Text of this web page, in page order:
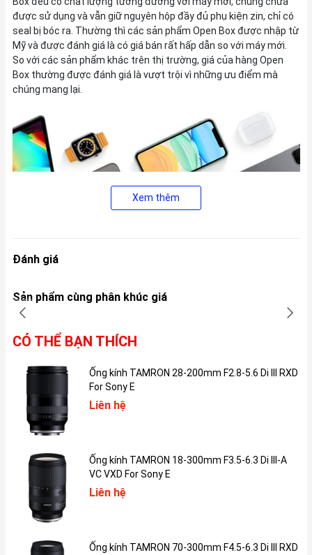
được sử dụng và vẫn giữ nguyên hộp đầy đủ phụ kiện zin, chỉ có
seal bị bóc ra. Thường thì các sản phẩm Open Box được nhập từ
Mỹ và được đánh giá là có giá bán rất hấp dẫn so với máy mới.
So với các sản phẩm khác trên thị trường, giá của hàng Open
Box thường được đánh giá là vượt trội vì những ưu điểm mà
chúng mang lại.
2. Thiết kế:
iPad Pro M4 được thiết kế mỏng hơn đáng kể và có tùy chọn kích
thước màn hình mới là 11 và 13 inch. Phiên bản 11 inch có độ dày
5.3 mm, trong khi phiên bản 13 inch chỉ có độ dày 5.1 mm.iPad
Pro M4 cũng được trang bị tùy chọn lớp kính màn hình Nano mới.
Phần thân máy của iPad Pro mới được sản xuất hoàn toàn từ
Xem thêm
Đánh giá
Sản phẩm cùng phân khúc giá
CÓ THỂ BẠN THÍCH
Ống kính TAMRON 28-200mm F2.8-5.6 Di III RXD
For Sony E
Liên hệ
Ống kính TAMRON 18-300mm F3.5-6.3 Di III-A
VC VXD For Sony E
Liên hệ
Ống kính TAMRON 70-300mm F4.5-6.3 Di III RXD